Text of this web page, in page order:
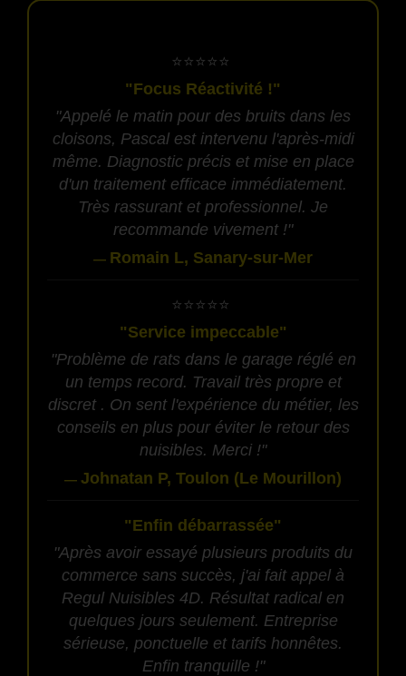
​⭐⭐⭐⭐⭐
"Focus Réactivité !"
"Appelé le matin pour des bruits dans les
cloisons, Pascal est intervenu l'après-midi
même. Diagnostic précis et mise en place
d'un traitement efficace immédiatement.
Très rassurant et professionnel. Je
recommande vivement !"
— Romain L, Sanary-sur-Mer
​⭐⭐⭐⭐⭐
"Service impeccable"
"Problème de rats dans le garage réglé en
un temps record. Travail très propre et
discret . On sent l'expérience du métier, les
conseils en plus pour éviter le retour des
nuisibles. Merci !"
— Johnatan P, Toulon (Le Mourillon)
"Enfin débarrassée"
"Après avoir essayé plusieurs produits du
commerce sans succès, j'ai fait appel à
Regul Nuisibles 4D. Résultat radical en
quelques jours seulement. Entreprise
sérieuse, ponctuelle et tarifs honnêtes.
Enfin tranquille !"